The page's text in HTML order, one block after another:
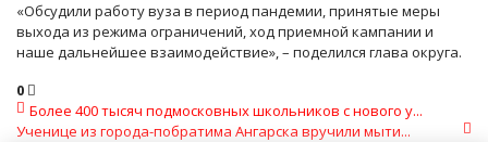
«Обсудили работу вуза в период пандемии, принятые меры
выхода из режима ограничений, ход приемной кампании и
наше дальнейшее взаимодействие», – поделился глава округа.
0
Более 400 тысяч подмосковных школьников с нового у...
Ученице из города-побратима Ангарска вручили мыти...